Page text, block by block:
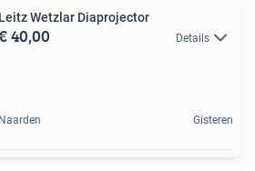
Leitz Wetzlar Diaprojector
40,00 Details
Naarden Gisteren